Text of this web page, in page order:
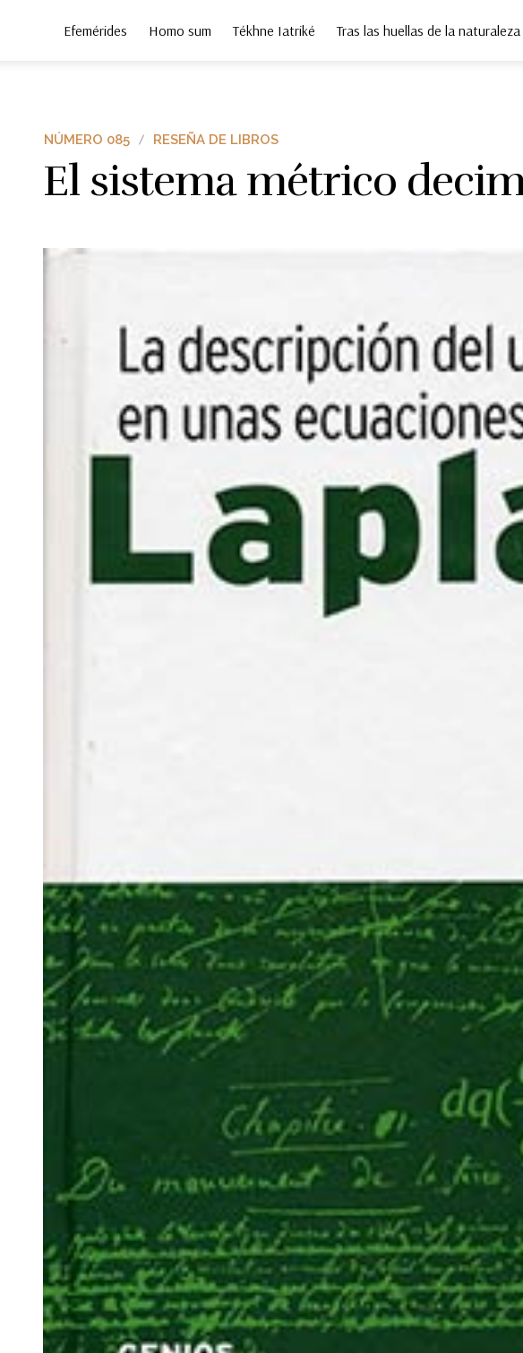
Efemérides Homo sum Tékhne Iatriké Tras las huellas de la naturaleza
NÚMERO 085 RESEÑA DE LIBROS
El sistema métrico